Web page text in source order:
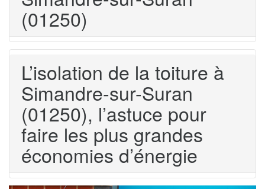
(01250)
L’isolation de la toiture à
Simandre-sur-Suran
(01250), l’astuce pour
faire les plus grandes
économies d’énergie